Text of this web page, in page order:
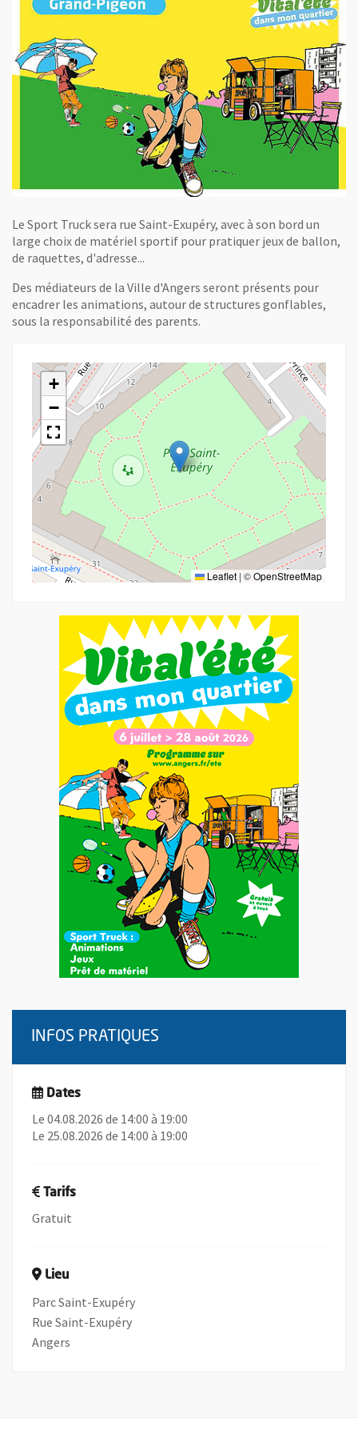
Le Sport Truck sera rue Saint-Exupéry, avec à son bord un
large choix de matériel sportif pour pratiquer jeux de ballon,
de raquettes, d'adresse...
Des médiateurs de la Ville d'Angers seront présents pour
encadrer les animations, autour de structures gonflables,
sous la responsabilité des parents.
+
−
Leaflet | ©OpenStreetMap
INFOS PRATIQUES
Dates
Le 04.08.2026 de 14:00 à 19:00
Le 25.08.2026 de 14:00 à 19:00
Tarifs
Gratuit
Lieu
Parc Saint-Exupéry
Rue Saint-Exupéry
Angers